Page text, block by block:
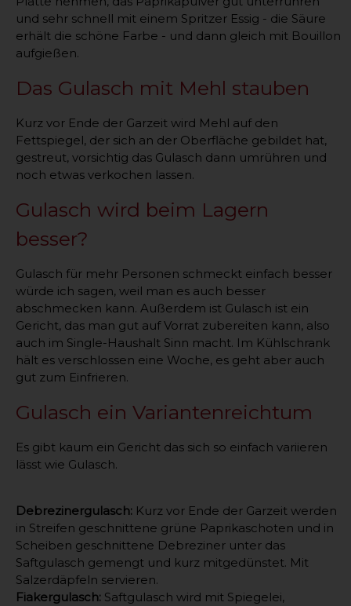
und sehr schnell mit einem Spritzer Essig - die Säure
erhält die schöne Farbe - und dann gleich mit Bouillon
aufgießen.
Das Gulasch mit Mehl stauben
Kurz vor Ende der Garzeit wird Mehl auf den
Fettspiegel, der sich an der Oberfläche gebildet hat,
gestreut, vorsichtig das Gulasch dann umrühren und
noch etwas verkochen lassen.
Gulasch wird beim Lagern
besser?
Gulasch für mehr Personen schmeckt einfach besser
würde ich sagen, weil man es auch besser
abschmecken kann. Außerdem ist Gulasch ist ein
Gericht, das man gut auf Vorrat zubereiten kann, also
auch im Single-Haushalt Sinn macht. Im Kühlschrank
hält es verschlossen eine Woche, es geht aber auch
gut zum Einfrieren.
Gulasch ein Variantenreichtum
Es gibt kaum ein Gericht das sich so einfach variieren
lässt wie Gulasch.
Debrezinergulasch: Kurz vor Ende der Garzeit werden
in Streifen geschnittene grüne Paprikaschoten und in
Scheiben geschnittene Debreziner unter das
Saftgulasch gemengt und kurz mitgedünstet. Mit
Salzerdäpfeln servieren.
Fiakergulasch: Saftgulasch wird mit Spiegelei,